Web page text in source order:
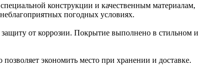
конструкции и качественным материалам,
погодных условиях.
от коррозии. Покрытие выполнено в стильном и
экономить место при хранении и доставке.